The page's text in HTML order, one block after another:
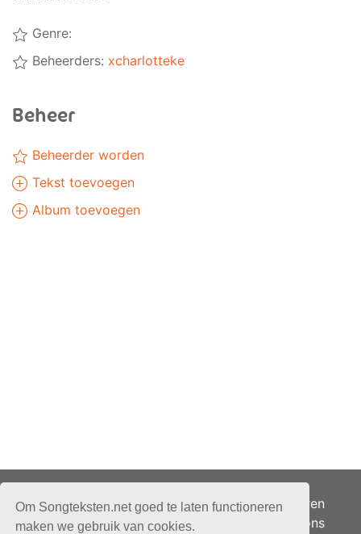
Om Songteksten.net goed te laten functioneren
maken we gebruik van cookies.
Genre:
Beheerders: xcharlotteke
Beheer
Beheerder worden
Tekst toevoegen
Album toevoegen
Adverteren
Over ons